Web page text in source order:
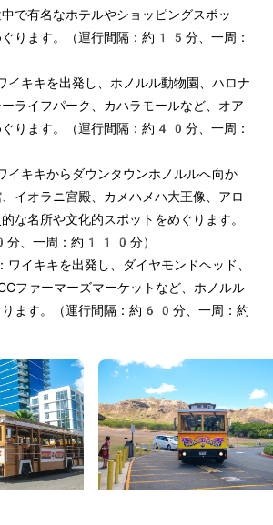
で有名なホテルやショッピングスポッ
ぐります。（運行間隔：約15分、一周：
イキキを出発し、ホノルル動物園、ハロナ
ライフパーク、カハラモールなど、オア
ぐります。（運行間隔：約40分、一周：
イキキからダウンタウンホノルルへ向か
イオラニ宮殿、カメハメハ大王像、アロ
な名所や文化的スポットをめぐります。
分、一周：約110分）
イキキを出発し、ダイヤモンドヘッド、
ファーマーズマーケットなど、ホノルル
ります。（運行間隔：約60分、一周：約